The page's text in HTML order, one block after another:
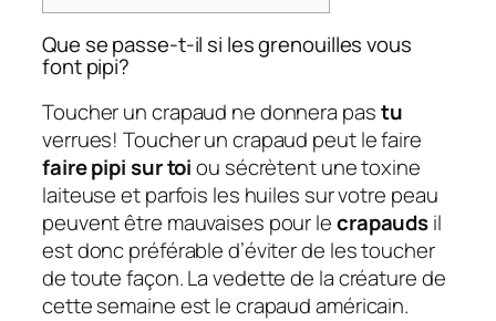
Que se passe-t-il si les grenouilles vous
font pipi?
Toucher un crapaud ne donnera pastu
verrues! Toucher un crapaud peut le faire
faire pipi sur toiou sécrètent une toxine
laiteuse et parfois les huiles sur votre peau
peuvent être mauvaises pour lecrapaudsil
est donc préférable d’éviter de les toucher
de toute façon. La vedette de la créature de
cette semaine est le crapaud américain.